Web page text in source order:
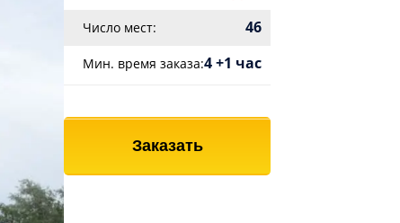
Число мест: 46
Мин. время заказа:4 +1 час
Заказать